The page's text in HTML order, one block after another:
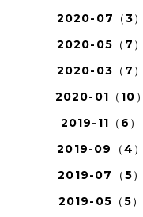
2020-07（3）
2020-05（7）
2020-03（7）
2020-01（10）
2019-11（6）
2019-09（4）
2019-07（5）
2019-05（5）